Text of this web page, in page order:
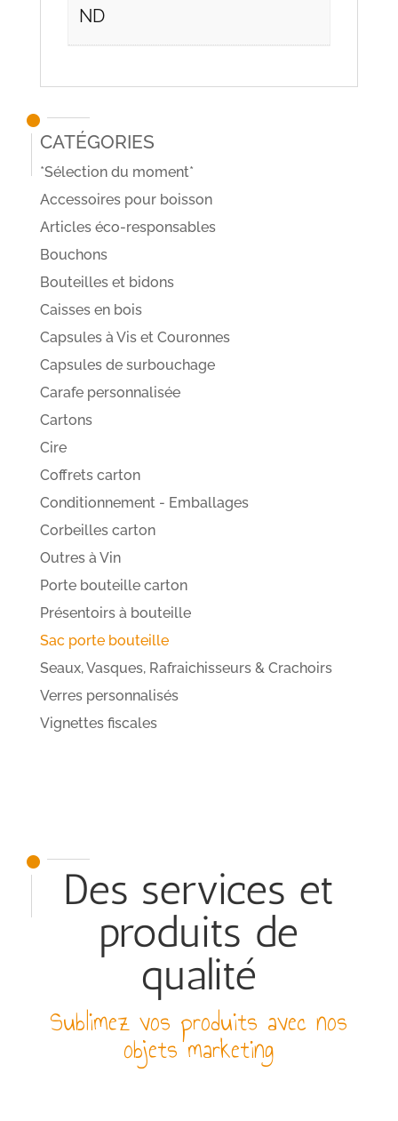
ND
Catégories
*Sélection du moment*
Accessoires pour boisson
Articles éco-responsables
Bouchons
Bouteilles et bidons
Caisses en bois
Capsules à Vis et Couronnes
Capsules de surbouchage
Carafe personnalisée
Cartons
Cire
Coffrets carton
Conditionnement - Emballages
Corbeilles carton
Outres à Vin
Porte bouteille carton
Présentoirs à bouteille
Sac porte bouteille
Seaux, Vasques, Rafraichisseurs & Crachoirs
Verres personnalisés
Vignettes fiscales
Des services et
produits de
qualité
Sublimez vos produits avec nos
objets marketing